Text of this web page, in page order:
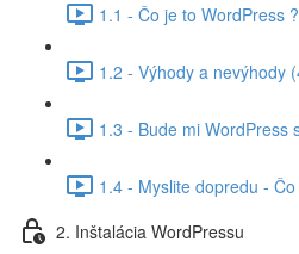
1.1 - Čo je to WordPress
1.2 - Výhody a nevýhody
1.3 - Bude mi WordPress
1.4 - Myslite dopredu -
2. Inštalácia WordPressu